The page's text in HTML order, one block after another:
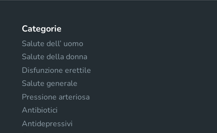
Categorie
Salute dell’ uomo
Salute della donna
Disfunzione erettile
Salute generale
Pressione arteriosa
Antibiotici
Antidepressivi